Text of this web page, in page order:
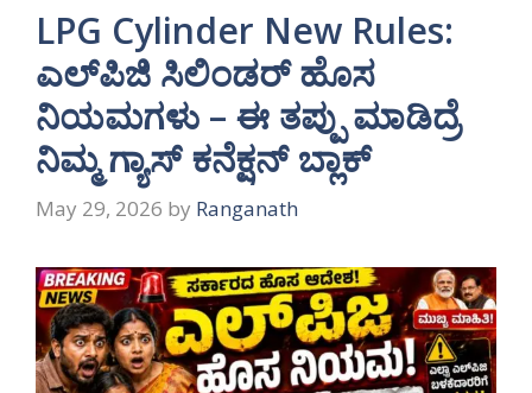
LPG Cylinder New Rules:
ಎಲ್‌ಪಿಜಿ ಸಿಲಿಂಡರ್ ಹೊಸ
ನಿಯಮಗಳು – ಈ ತಪ್ಪು ಮಾಡಿದ್ರೆ
ನಿಮ್ಮ ಗ್ಯಾಸ್ ಕನೆಕ್ಷನ್ ಬ್ಲಾಕ್
May 29, 2026 by Ranganath